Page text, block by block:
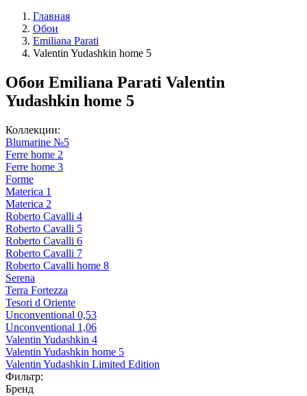
Главная
Обои
Emiliana Parati
Valentin Yudashkin home 5
Обои Emiliana Parati Valentin
Yudashkin home 5
Коллекции:
Blumarine №5
Ferre home 2
Ferre home 3
Forme
Materica 1
Materica 2
Roberto Cavalli 4
Roberto Cavalli 5
Roberto Cavalli 6
Roberto Cavalli 7
Roberto Cavalli home 8
Serena
Terra Fortezza
Tesori d Oriente
Unconventional 0,53
Unconventional 1,06
Valentin Yudashkin 4
Valentin Yudashkin home 5
Valentin Yudashkin Limited Edition
Фильтр:
Бренд